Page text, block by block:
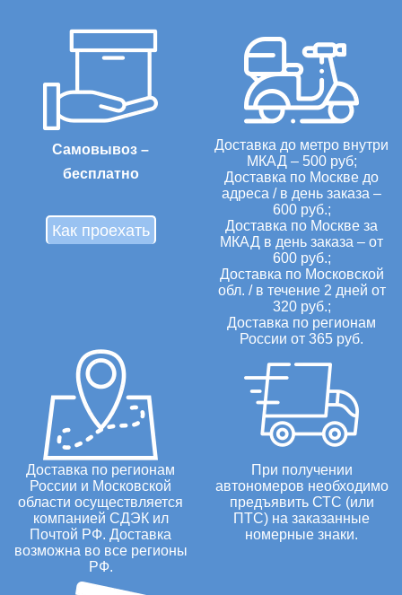
Самовывоз –
бесплатно
Как проехать
Доставка до метро внутри
МКАД – 500 руб;
Доставка по Москве до
адреса / в день заказа –
600 руб.;
Доставка по Москве за
МКАД в день заказа – от
600 руб.;
Доставка по Московской
обл. / в течение 2 дней от
320 руб.;
Доставка по регионам
России от 365 руб.
Доставка по регионам
России и Московской
области осуществляется
компанией СДЭК ил
Почтой РФ. Доставка
возможна во все регионы
РФ.
При получении
автономеров необходимо
предъявить СТС (или
ПТС) на заказанные
номерные знаки.